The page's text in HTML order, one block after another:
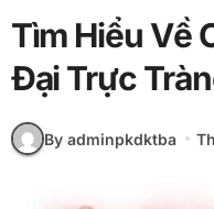
Tìm Hiểu Về
Đại Trực
By adminpkdktba